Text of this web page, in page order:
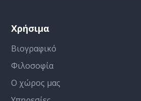
Χρήσιμα
Βιογραφικό
Φιλοσοφία
Ο χώρος μας